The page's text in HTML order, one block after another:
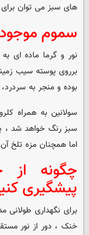
های سبز می توان
سموم
نور و گرما ماده ای
برروی پوسته سیب
بوده و منجر به
سولانین به همراه
سبز رنگ خواهد شد ،
اما همچنان مزه تلخ
چگونه از
پیشگیری
برای نگهداری
خنک ، دور از نور